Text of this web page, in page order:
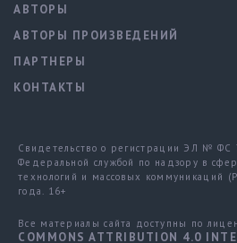
АВТОРЫ
АВТОРЫ ПРОИЗВЕДЕНИЙ
ПАРТНЕРЫ
КОНТАКТЫ
Свидетельство о регистрации ЭЛ № ФС
Федеральной службой по надзору в
технологий и массовых коммуникаций
года. 16+
Все материалы сайта доступны по
COMMONS ATTRIBUTION 4.0